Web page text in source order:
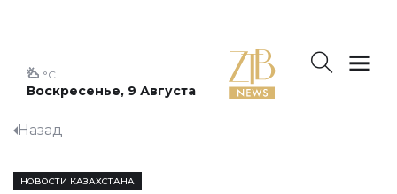
Воскресенье, 9 Августа
°C
Назад
НОВОСТИ КАЗАХСТАНА